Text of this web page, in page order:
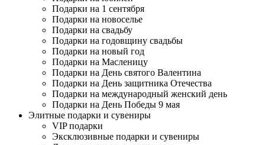
Подарки на 1 сентября
Подарки на новоселье
Подарки на свадьбу
Подарки на годовщину свадьбы
Подарки на новый год
Подарки на Масленицу
Подарки на День святого Валентина
Подарки на День защитника Отечества
Подарки на международный женский день
Подарки на День Победы 9 мая
Элитные подарки и сувениры
VIP подарки
Эксклюзивные подарки и сувениры